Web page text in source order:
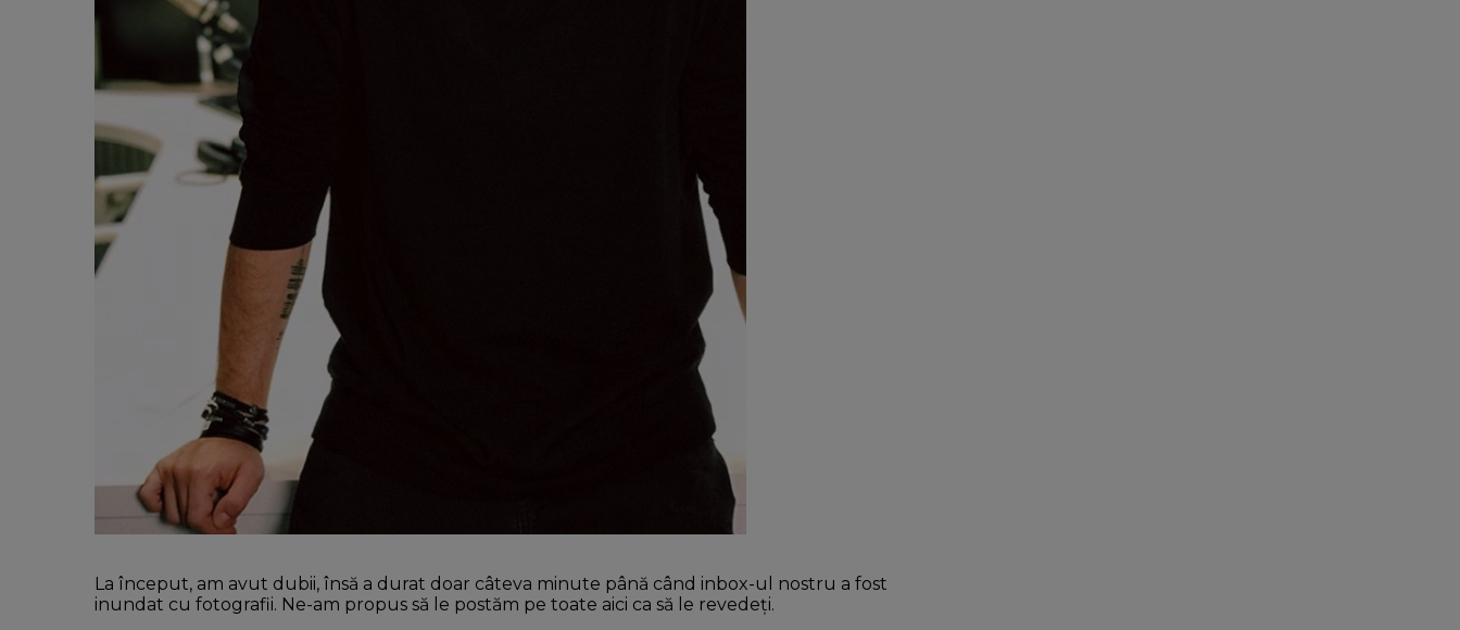
La început, am avut dubii, însă a durat doar câteva minute până când inbox-ul nostru a fost
inundat cu fotografii. Ne-am propus să le postăm pe toate aici ca să le revedeți.